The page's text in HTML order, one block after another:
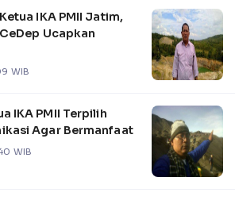
IKA PMII Jatim,
Ucapkan
WIB
IKA PMII Terpilih
Agar Bermanfaat
WIB